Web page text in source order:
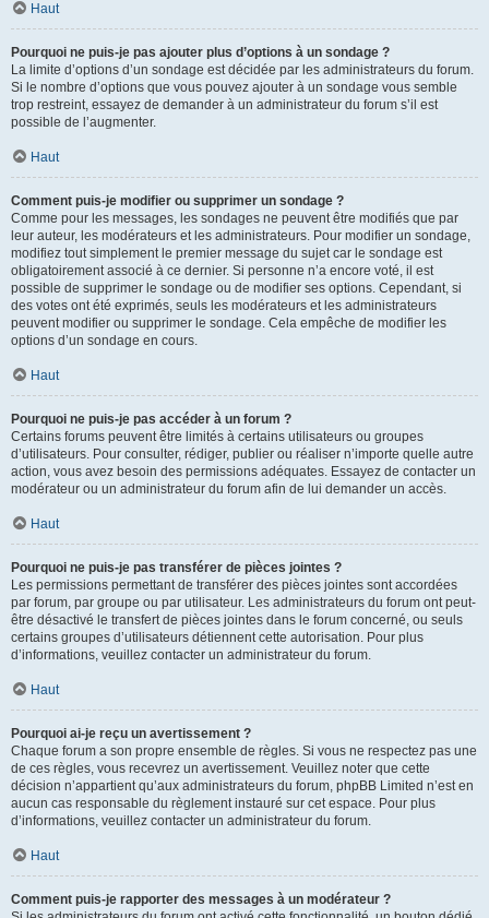
Haut
Pourquoi ne puis-je pas ajouter plus d’options à un sondage ?
La limite d’options d’un sondage est décidée par les administrateurs du forum.
Si le nombre d’options que vous pouvez ajouter à un sondage vous semble
trop restreint, essayez de demander à un administrateur du forum s’il est
possible de l’augmenter.
Haut
Comment puis-je modifier ou supprimer un sondage ?
Comme pour les messages, les sondages ne peuvent être modifiés que par
leur auteur, les modérateurs et les administrateurs. Pour modifier un sondage,
modifiez tout simplement le premier message du sujet car le sondage est
obligatoirement associé à ce dernier. Si personne n’a encore voté, il est
possible de supprimer le sondage ou de modifier ses options. Cependant, si
des votes ont été exprimés, seuls les modérateurs et les administrateurs
peuvent modifier ou supprimer le sondage. Cela empêche de modifier les
options d’un sondage en cours.
Haut
Pourquoi ne puis-je pas accéder à un forum ?
Certains forums peuvent être limités à certains utilisateurs ou groupes
d’utilisateurs. Pour consulter, rédiger, publier ou réaliser n’importe quelle autre
action, vous avez besoin des permissions adéquates. Essayez de contacter un
modérateur ou un administrateur du forum afin de lui demander un accès.
Haut
Pourquoi ne puis-je pas transférer de pièces jointes ?
Les permissions permettant de transférer des pièces jointes sont accordées
par forum, par groupe ou par utilisateur. Les administrateurs du forum ont peut-
être désactivé le transfert de pièces jointes dans le forum concerné, ou seuls
certains groupes d’utilisateurs détiennent cette autorisation. Pour plus
d’informations, veuillez contacter un administrateur du forum.
Haut
Pourquoi ai-je reçu un avertissement ?
Chaque forum a son propre ensemble de règles. Si vous ne respectez pas une
de ces règles, vous recevrez un avertissement. Veuillez noter que cette
décision n’appartient qu’aux administrateurs du forum, phpBB Limited n’est en
aucun cas responsable du règlement instauré sur cet espace. Pour plus
d’informations, veuillez contacter un administrateur du forum.
Haut
Comment puis-je rapporter des messages à un modérateur ?